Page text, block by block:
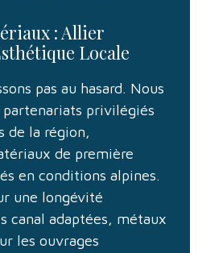
: Allier
Locale
pas au hasard. Nous
partenariats privilégiés
de la région,
de première
en conditions alpines.
une longévité
canal adaptées, métaux
les ouvrages